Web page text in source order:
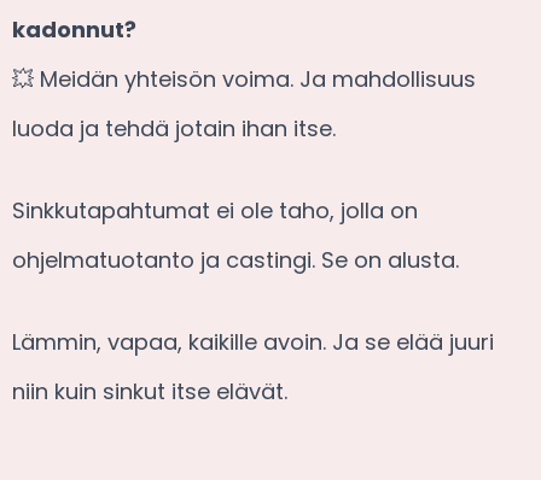
kadonnut?
💥 Meidän yhteisön voima. Ja mahdollisuus
luoda ja tehdä jotain ihan itse.
Sinkkutapahtumat ei ole taho, jolla on
ohjelmatuotanto ja castingi. Se on alusta.
Lämmin, vapaa, kaikille avoin. Ja se elää juuri
niin kuin sinkut itse elävät.